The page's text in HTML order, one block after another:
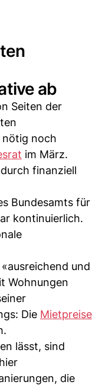
ab
Seiten der
nötig noch
im März.
finanziell
Bundesamts für
kontinuierlich.
und
Wohnungen
Die Mietpreise
lässt, sind
die